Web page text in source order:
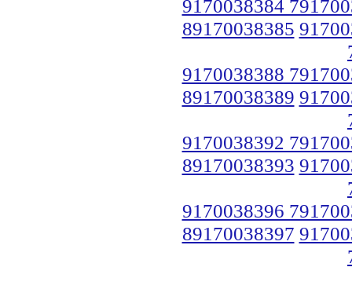
9170038384
89170038385
9170038388
89170038389
9170038392
89170038393
9170038396
89170038397